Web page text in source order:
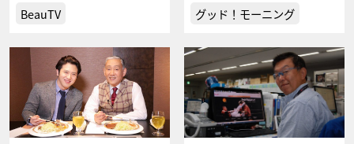
BeauTV グッド！モーニング